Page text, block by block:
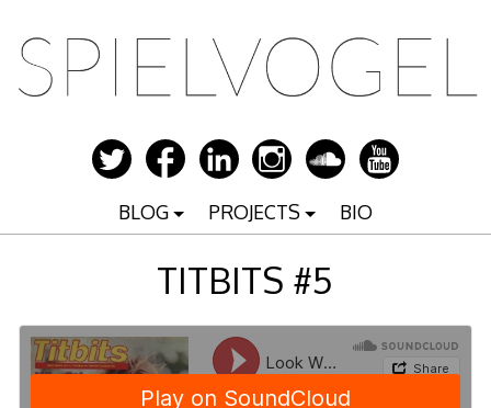
Inhalt
springen
BLOG PROJECTS BIO
TITBITS #5